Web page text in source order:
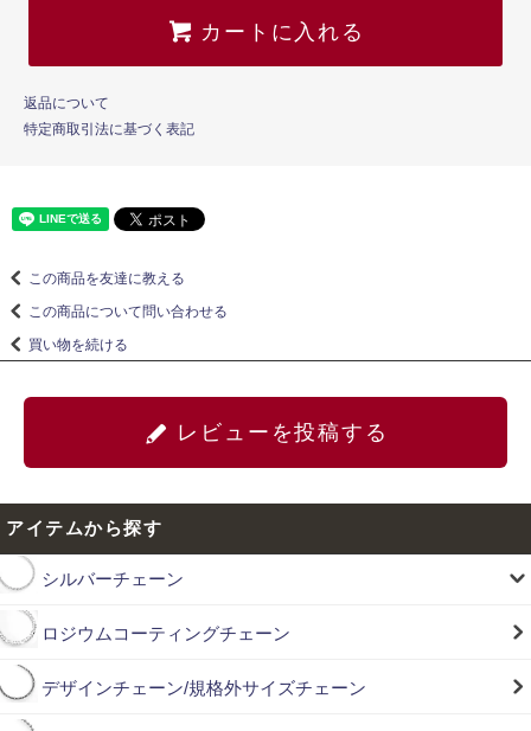
カートに入れる
返品について
特定商取引法に基づく表記
この商品を友達に教える
この商品について問い合わせる
買い物を続ける
レビューを投稿する
アイテムから探す
シルバーチェーン
ロジウムコーティングチェーン
デザインチェーン/規格外サイズチェーン